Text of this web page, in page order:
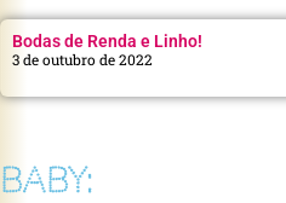
Bodas de Renda e Linho!
3 de outubro de 2022
BABY: